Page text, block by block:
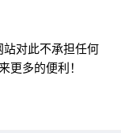
对此不承担任何
更多的便利！